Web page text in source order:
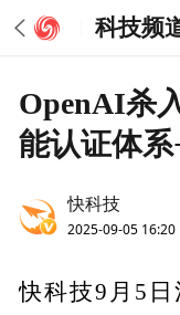
科技频
OpenAI杀
能认证体
快科技
2025-09-05 16:20
快科技9月5日